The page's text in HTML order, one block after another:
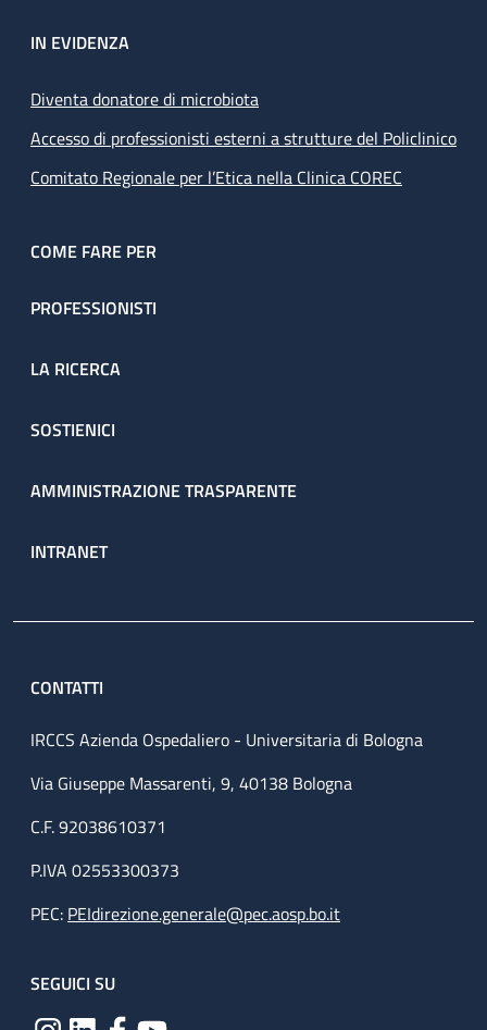
IN EVIDENZA
Diventa donatore di microbiota
Accesso di professionisti esterni a strutture del Policlinico
Comitato Regionale per l’Etica nella Clinica COREC
COME FARE PER
PROFESSIONISTI
LA RICERCA
SOSTIENICI
AMMINISTRAZIONE TRASPARENTE
INTRANET
CONTATTI
IRCCS Azienda Ospedaliero - Universitaria di Bologna
Via Giuseppe Massarenti, 9, 40138 Bologna
C.F. 92038610371
P.IVA 02553300373
PEC: PEIdirezione.generale@pec.aosp.bo.it
SEGUICI SU